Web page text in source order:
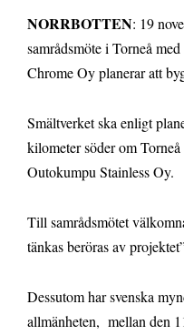
NORRBOTTEN: 19
samrådsmöte i Torneå
Chrome Oy planerar att
Smältverket ska enligt
kilometer söder om
Outokumpu Stainless Oy.
Till samrådsmötet
tänkas beröras av
Dessutom har svenska
allmänheten, mellan den